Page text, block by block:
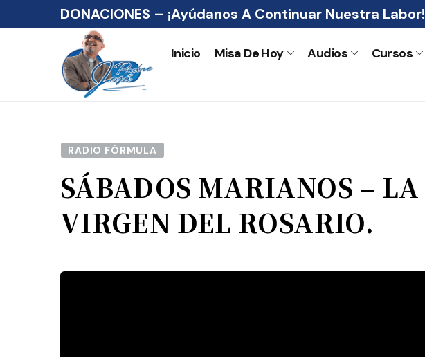
DONACIONES – ¡Ayúdanos A Continuar Nuestra Labor!
Inicio Misa De Hoy Audios Cursos
RADIO FÓRMULA
SÁBADOS MARIANOS – LA
VIRGEN DEL ROSARIO.